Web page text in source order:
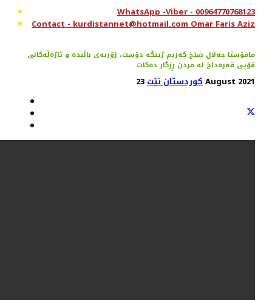
WhatsApp -Viber - 00964770768123
Contact - kurdistannet@hotmail.com Omar Faris Aziz
مامۆستا جەلال شێخ کەریم ژینگە دۆست، زۆربەی باڵندە و ئاژەڵەکانی
قۆپی قەرەداخ لە مردن ڕزگار دەکات
کوردستان نێت23 August 2021